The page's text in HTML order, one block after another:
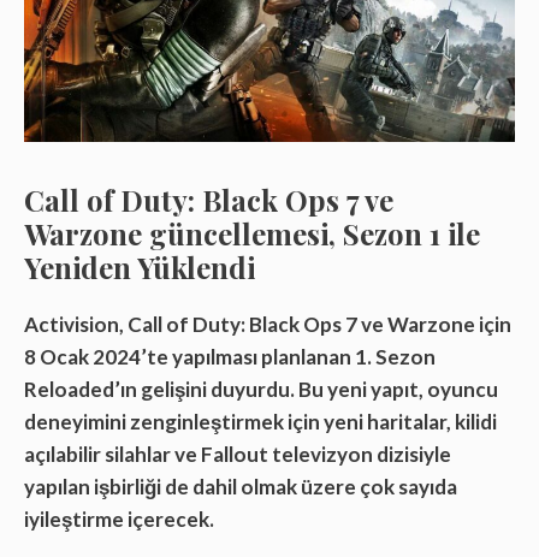
Call of Duty: Black Ops 7 ve
Warzone güncellemesi, Sezon 1 ile
Yeniden Yüklendi
Activision, Call of Duty: Black Ops 7 ve Warzone için
8 Ocak 2024’te yapılması planlanan 1. Sezon
Reloaded’ın gelişini duyurdu. Bu yeni yapıt, oyuncu
deneyimini zenginleştirmek için yeni haritalar, kilidi
açılabilir silahlar ve Fallout televizyon dizisiyle
yapılan işbirliği de dahil olmak üzere çok sayıda
iyileştirme içerecek.